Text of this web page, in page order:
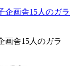
画舎15人のガラ